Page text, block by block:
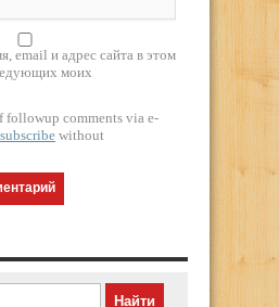
email и адрес сайта в этом
моих
followup comments via e-
subscribe without